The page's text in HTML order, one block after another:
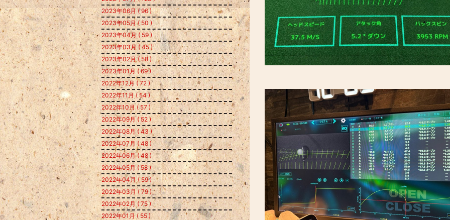
2023年06月 ( 96 )
2023年05月 ( 50 )
2023年04月 ( 59 )
2023年03月 ( 45 )
2023年02月 ( 58 )
2023年01月 ( 69 )
2022年12月 ( 72 )
2022年11月 ( 54 )
2022年10月 ( 57 )
2022年09月 ( 52 )
2022年08月 ( 43 )
2022年07月 ( 48 )
2022年06月 ( 48 )
2022年05月 ( 58 )
2022年04月 ( 59 )
2022年03月 ( 79 )
2022年02月 ( 75 )
2022年01月 ( 55 )